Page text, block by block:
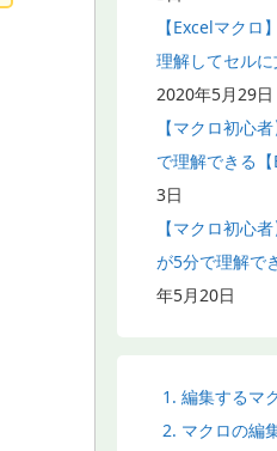
【Excelマクロ
理解してセルに
2020年5月29日
【マクロ初心
で理解できる【
3日
【マクロ初心
が5分で理解で
年5月20日
1. 編集するマ
2. マクロの編